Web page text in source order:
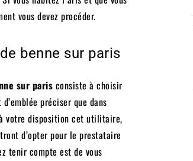
vous devez procéder.
benne sur paris
sur paris consiste à choisir
préciser que dans
votre disposition cet utilitaire,
d’opter pour le prestataire
tenir compte est de vous